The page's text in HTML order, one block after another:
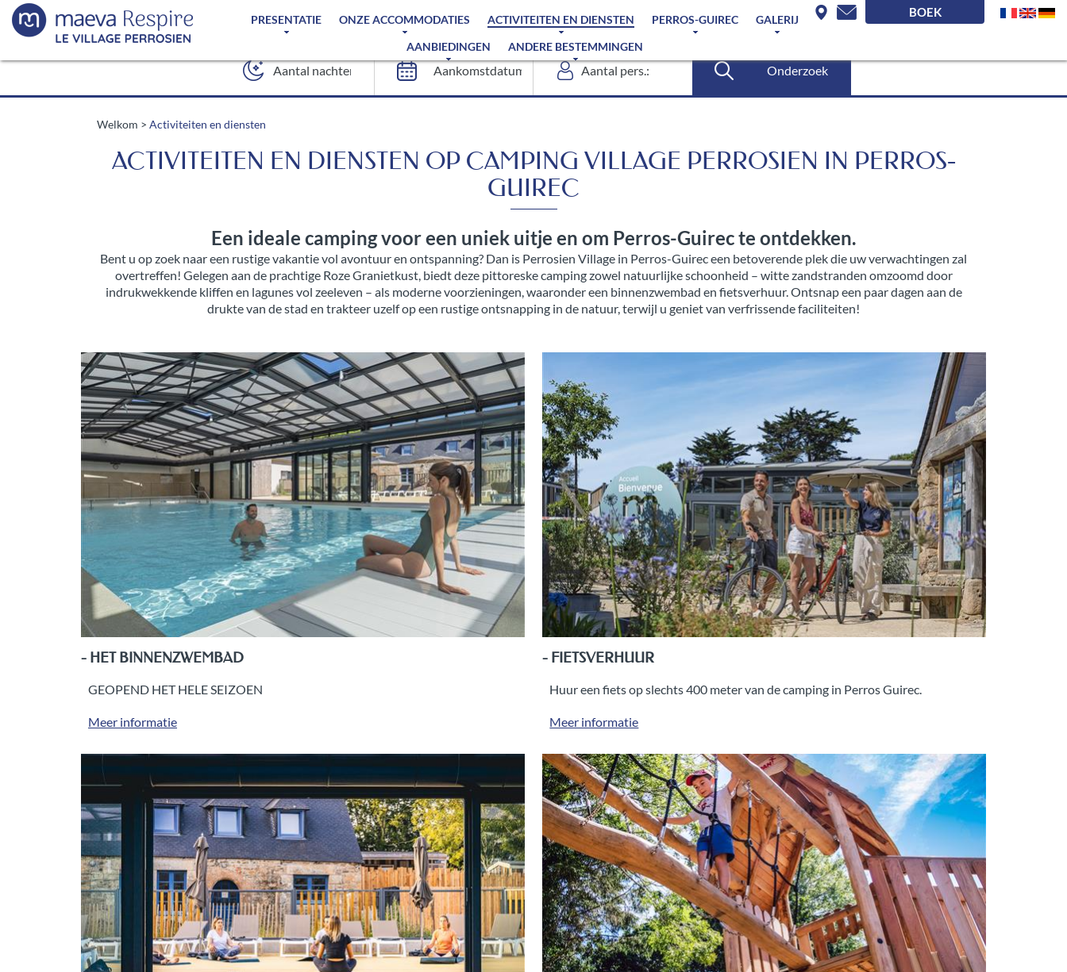
PRESENTATIE ONZE ACCOMMODATIES ACTIVITEITEN EN DIENSTEN PERROS-GUIREC
GALERIJ
AANBIEDINGEN
ANDERE BESTEMMINGEN
BOEK
Onderzoek
Welkom > Activiteiten en diensten
ACTIVITEITEN EN DIENSTEN OP CAMPING VILLAGE PERROSIEN IN PERROS-
GUIREC
Een ideale camping voor een uniek uitje en om Perros-Guirec te ontdekken.
Bent u op zoek naar een rustige vakantie vol avontuur en ontspanning? Dan is Perrosien Village in Perros-Guirec een betoverende plek die uw verwachtingen zal
overtreffen! Gelegen aan de prachtige Roze Granietkust, biedt deze pittoreske camping zowel natuurlijke schoonheid – witte zandstranden omzoomd door
indrukwekkende kliffen en lagunes vol zeeleven – als moderne voorzieningen, waaronder een binnenzwembad en fietsverhuur. Ontsnap een paar dagen aan de
drukte van de stad en trakteer uzelf op een rustige ontsnapping in de natuur, terwijl u geniet van verfrissende faciliteiten!
- HET BINNENZWEMBAD
GEOPEND HET HELE SEIZOEN
Meer informatie
- FIETSVERHUUR
Huur een fiets op slechts 400 meter van de camping in Perros Guirec.
Meer informatie